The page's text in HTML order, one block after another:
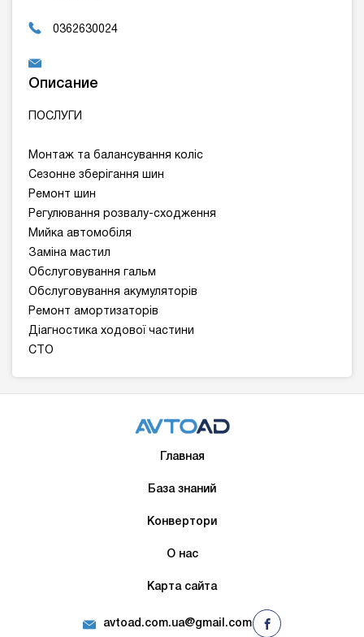
0362630024
Описание
ПОСЛУГИ
Монтаж та балансування коліс
Сезонне зберігання шин
Ремонт шин
Регулювання розвалу-сходження
Мийка автомобіля
Заміна мастил
Обслуговування гальм
Обслуговування акумуляторів
Ремонт амортизаторів
Діагностика ходової частини
СТО
Главная
База знаний
Конвертори
О нас
Карта сайта
avtoad.com.ua@gmail.com